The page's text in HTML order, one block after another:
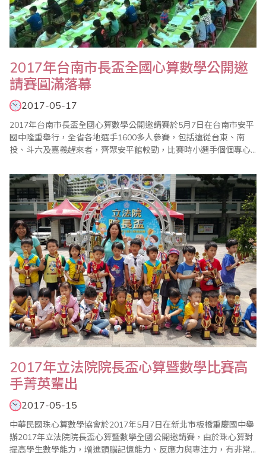
2017年台南市長盃全國心算數學公開邀
請賽圓滿落幕
2017-05-17
2017年台南市長盃全國心算數學公開邀請賽於5月7日在台南市安平
國中隆重舉行，全省各地選手1600多人參賽，包括遠從台東、南
投、斗六及嘉義趕來者，齊聚安平館較勁，比賽時小選手個個專心
今年增加高中組，試題依各組程度分級進行，其中以第三科限時40
秒加減算最為激烈，家長及指導老師均到場關心，並於會場二樓看
台觀看比賽情形，彷彿一場聯考，檢視..
2017年立法院院長盃心算暨數學比賽高
手菁英輩出
2017-05-15
中華民國珠心算數學協會於2017年5月7日在新北市板橋重慶國中舉
辦2017年立法院院長盃心算暨數學全國公開邀請賽，由於珠心算對
提高學生數學能力，增進頭腦記憶能力、反應力與專注力，有非常